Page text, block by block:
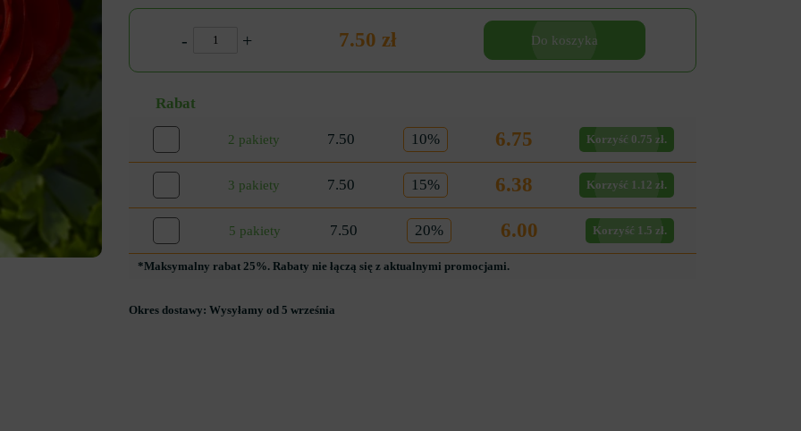
- + 7.50 zł Do koszyka
Rabat
2 pakiety 7.50 10% 6.75 Korzyść 0.75 zł.
3 pakiety 7.50 15% 6.38 Korzyść 1.12 zł.
5 pakiety 7.50 20% 6.00 Korzyść 1.5 zł.
*Maksymalny rabat 25%. Rabaty nie łączą się z aktualnymi promocjami.
Okres dostawy: Wysyłamy od 5 września